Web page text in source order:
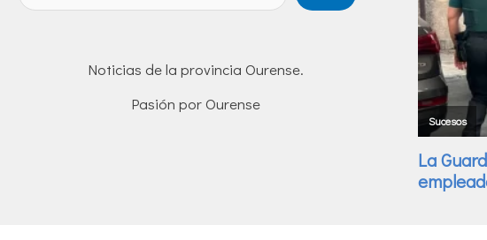
Noticias de la provincia Ourense.
Pasión por Ourense